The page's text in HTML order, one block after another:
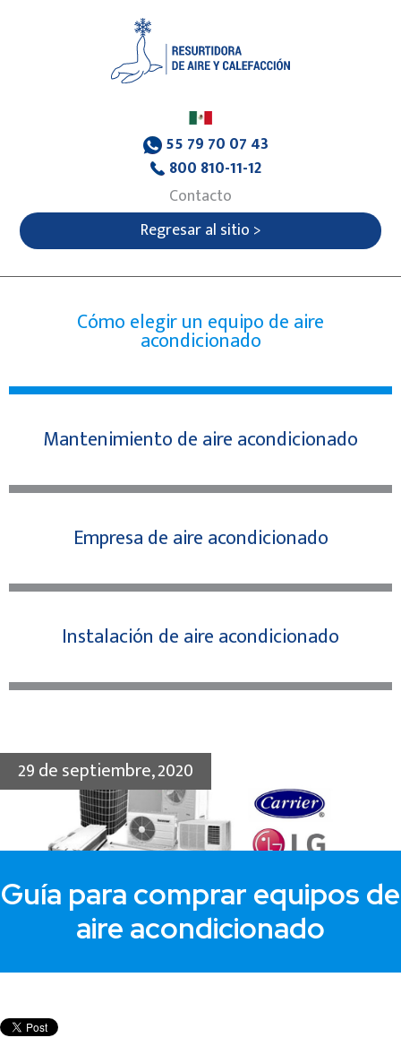
55 79 70 07 43
800 810-11-12
Contacto
Regresar al sitio >
Cómo elegir un equipo de aire
acondicionado
Mantenimiento de aire acondicionado
Empresa de aire acondicionado
Instalación de aire acondicionado
29 de septiembre, 2020
Guía para comprar equipos de
aire acondicionado